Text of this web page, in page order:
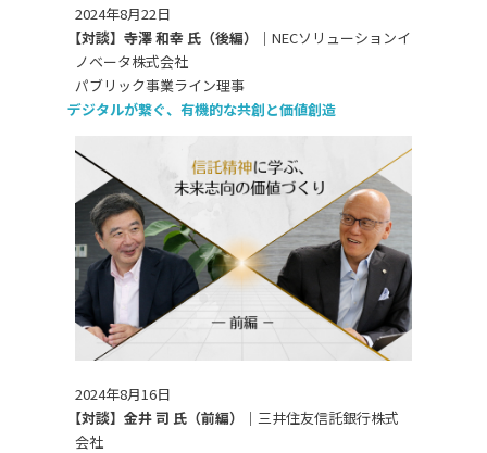
2024年8月22日
【対談】寺澤 和幸 氏（後編）｜NECソリューションイ
ノベータ株式会社
パブリック事業ライン理事
デジタルが繋ぐ、有機的な共創と価値創造
2024年8月16日
【対談】金井 司 氏（前編）｜ 三井住友信託銀行株式
会社